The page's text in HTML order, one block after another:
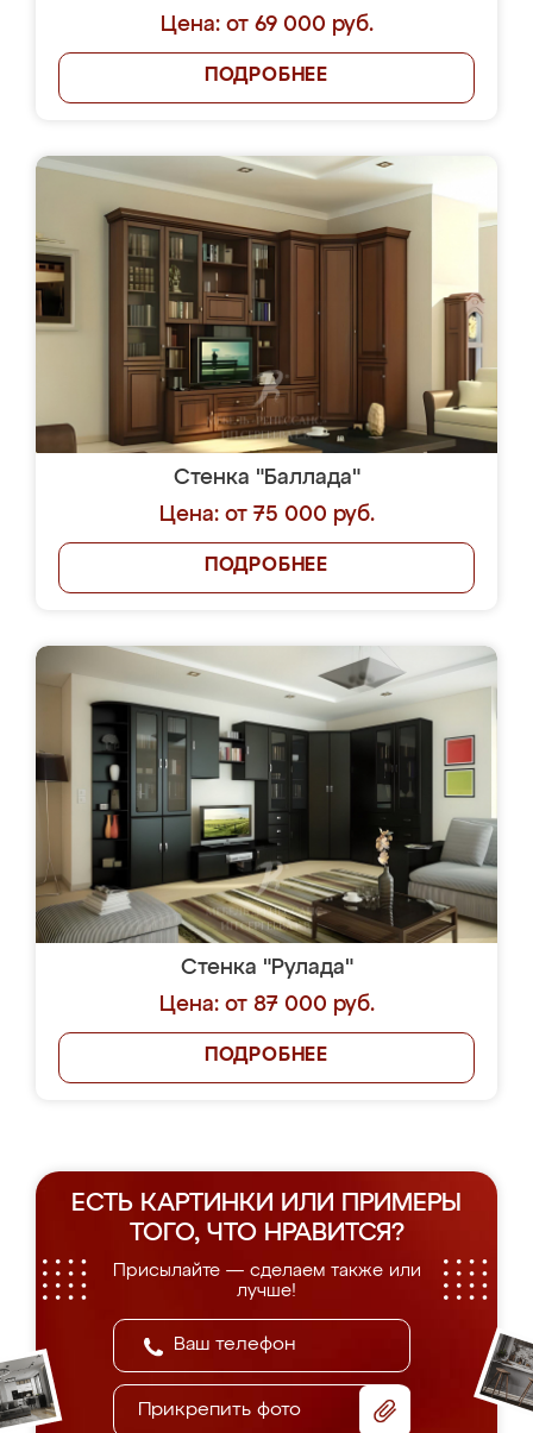
Цена: от 69 000 руб.
ПОДРОБНЕЕ
Стенка "Баллада"
Цена: от 75 000 руб.
ПОДРОБНЕЕ
Стенка "Рулада"
Цена: от 87 000 руб.
ПОДРОБНЕЕ
ЕСТЬ КАРТИНКИ ИЛИ ПРИМЕРЫ
ТОГО, ЧТО НРАВИТСЯ?
Присылайте — сделаем также или
лучше!
Прикрепить фото